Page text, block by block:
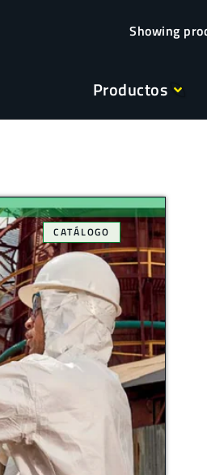
Productos
CATÁLOGO